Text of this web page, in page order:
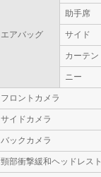
エアバッグ
助手席
サイド
カーテン
ニー
フロントカメラ
サイドカメラ
バックカメラ
頸部衝撃緩和ヘッドレスト